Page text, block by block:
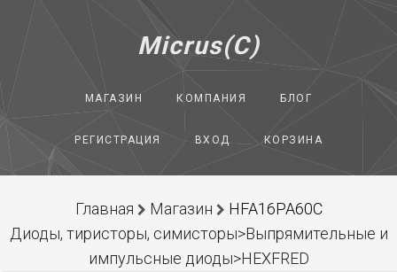
Micrus(C)
МАГАЗИН КОМПАНИЯ БЛОГ
РЕГИСТРАЦИЯ ВХОД КОРЗИНА
Главная Магазин
HFA16PA60C
Диоды, тиристоры, симисторы>Выпрямительные и
импульсные диоды>HEXFRED